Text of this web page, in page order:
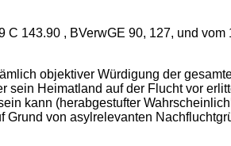
143.90 , BVerwGE 90, 127, und vom
objektiver Würdigung der
Heimatland auf der Flucht vor
kann (herabgestufter
von asylrelevanten